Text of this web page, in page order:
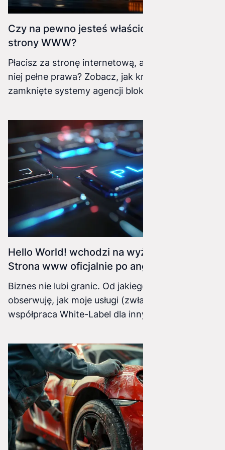
Czy na pewno jesteś właścicielem swojej
strony WWW?
Płacisz za stronę internetową, ale czy masz do
niej pełne prawa? Zobacz, jak kreatory stron i
zamknięte systemy agencji blokują rozwój
niezależność.
Hello World! wchodzi na wyższy poziom.
Strona www oficjalnie po angielsku!
Biznes nie lubi granic. Od jakiegoś czasu
obserwuję, jak moje usługi (zwłaszcza
współpraca White-Label dla innych agencji)
od dziś moja strona internetowa zyskała pełną,
angielską wersję językową!